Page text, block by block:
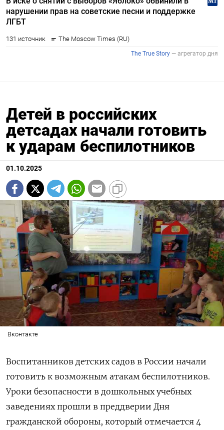
Детей в российских
детсадах начали готовить
к ударам беспилотников
01.10.2025
Вконтакте
Воспитанников детских садов в России начали
готовить к возможным атакам беспилотников.
Уроки безопасности в дошкольных учебных
заведениях прошли в преддверии Дня
гражданской обороны, который отмечается 4